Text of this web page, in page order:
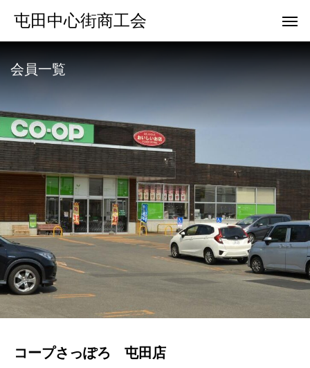
屯田中心街商工会
会員一覧
コープさっぽろ 屯田店